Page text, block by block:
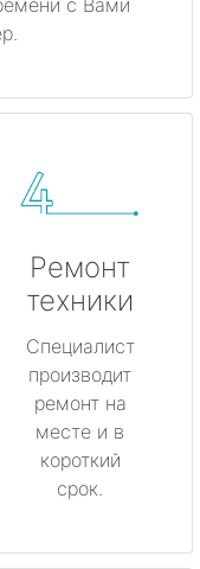
с Вами
Ремонт
техники
Специалист
производит
ремонт на
месте и в
короткий
срок.